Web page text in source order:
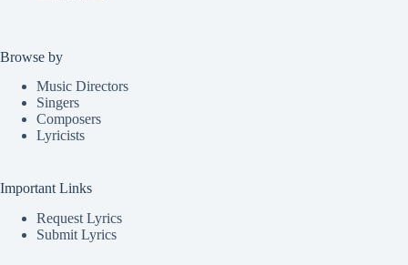
Browse by
Music Directors
Singers
Composers
Lyricists
Important Links
Request Lyrics
Submit Lyrics